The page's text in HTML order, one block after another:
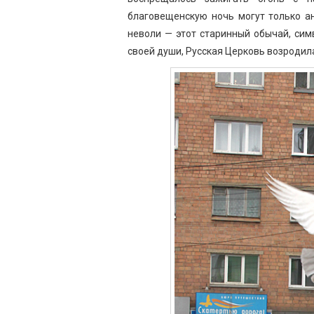
благовещенскую ночь могут только
неволи — этот старинный обычай,
своей души, Русская Церковь